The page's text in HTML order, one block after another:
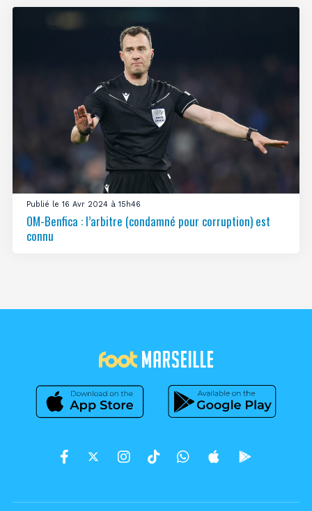
Publié le 16 Avr 2024 à 15h46
OM-Benfica : l’arbitre (condamné pour corruption) est
connu